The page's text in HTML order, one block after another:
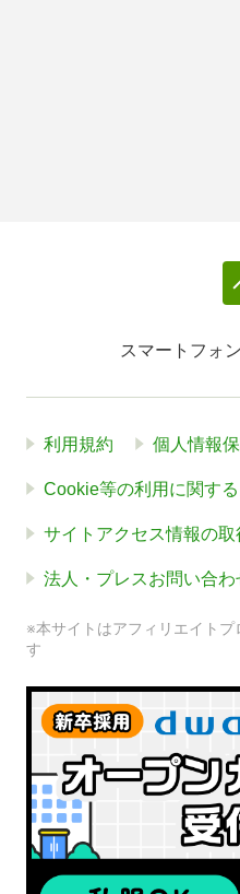
スマートフォ
利用規約 個人情報
Cookie等の利用に関す
サイトアクセス情報の取
法人・プレスお問い合わ
※本サイトはアフィリエイト
す